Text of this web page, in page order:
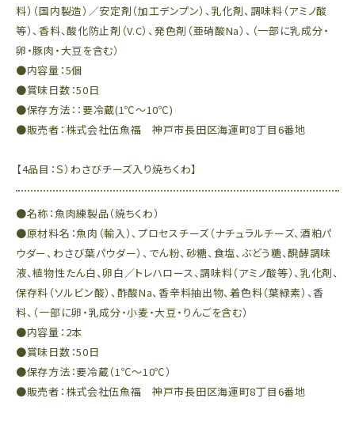
料）（国内製造）／安定剤（加工デンプン）、乳化剤、調味料（アミノ酸
等）、香料、酸化防止剤（V.C）、発色剤（亜硝酸Na）、（一部に乳成分・
卵・豚肉・大豆を含む）
●内容量：5個
●賞味日数：50日
●保存方法：：要冷蔵(1℃～10℃)
●販売者：株式会社伍魚福 神戸市長田区海運町8丁目6番地
【4品目：Ｓ）わさびチーズ入り焼ちくわ】
●名称：魚肉練製品（焼ちくわ）
●原材料名：魚肉（輸入）、プロセスチーズ（ナチュラルチーズ、酒粕パ
ウダー、わさび葉パウダー）、でん粉、砂糖、食塩、ぶどう糖、醗酵調味
液、植物性たん白、卵白／トレハロース、調味料（アミノ酸等）、乳化剤、
保存料（ソルビン酸）、酢酸Na、香辛料抽出物、着色料（葉緑素）、香
料、（一部に卵・乳成分・小麦・大豆・りんごを含む）
●内容量：2本
●賞味日数：50日
●保存方法：要冷蔵（1℃～10℃）
●販売者：株式会社伍魚福 神戸市長田区海運町8丁目6番地